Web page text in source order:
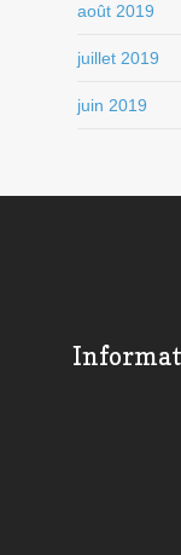
août 2019
juillet 2019
juin 2019